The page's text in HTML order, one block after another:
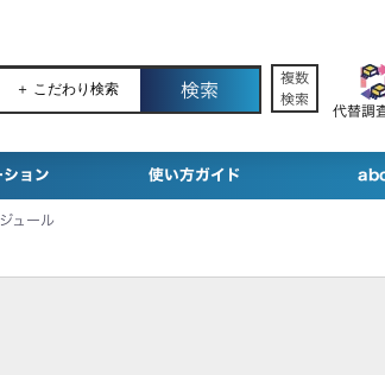
＋ こだわり検索
複数
検索
代替調
ション 使い方ガイド
ュール